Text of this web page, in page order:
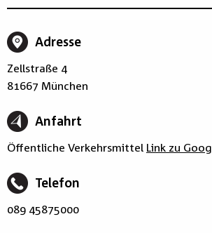
Adresse
Zellstraße 4
81667 München
Anfahrt
Öffentliche Verkehrsmittel Link zu
Telefon
089 45875000